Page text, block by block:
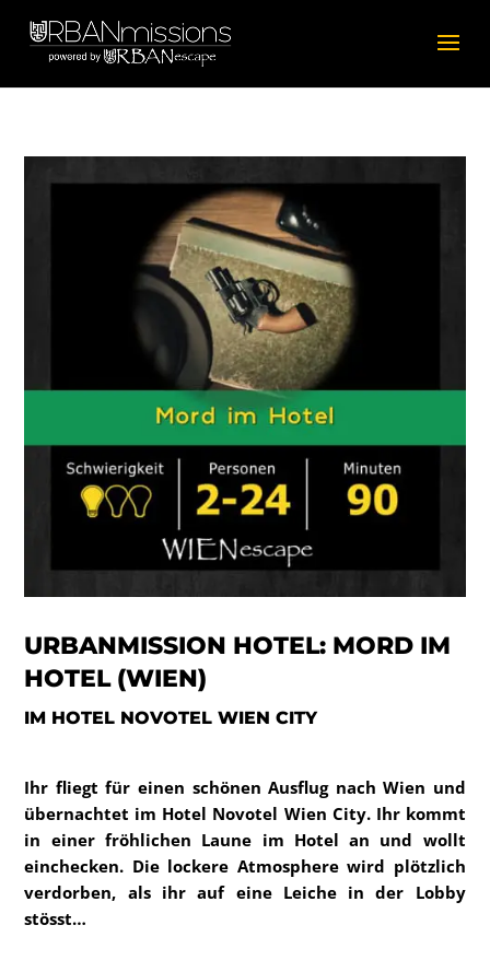
URBANMISSION HOTEL: MORD IM
HOTEL (WIEN)
IM HOTEL NOVOTEL WIEN CITY
Ihr fliegt für einen schönen Ausflug nach Wien und
übernachtet im Hotel Novotel Wien City. Ihr kommt
in einer fröhlichen Laune im Hotel an und wollt
einchecken. Die lockere Atmosphere wird plötzlich
verdorben, als ihr auf eine Leiche in der Lobby
stösst…